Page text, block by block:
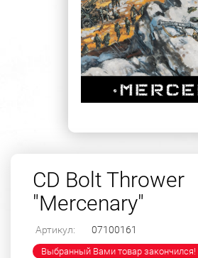
CD Bolt Thrower
"Mercenary"
Артикул: 07100161
Выбранный Вами товар закончился!